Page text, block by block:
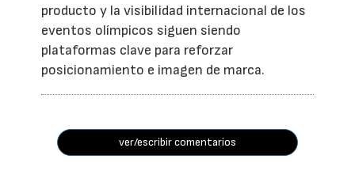
producto y la visibilidad internacional de los
eventos olímpicos siguen siendo
plataformas clave para reforzar
posicionamiento e imagen de marca.
ver/escribir comentarios